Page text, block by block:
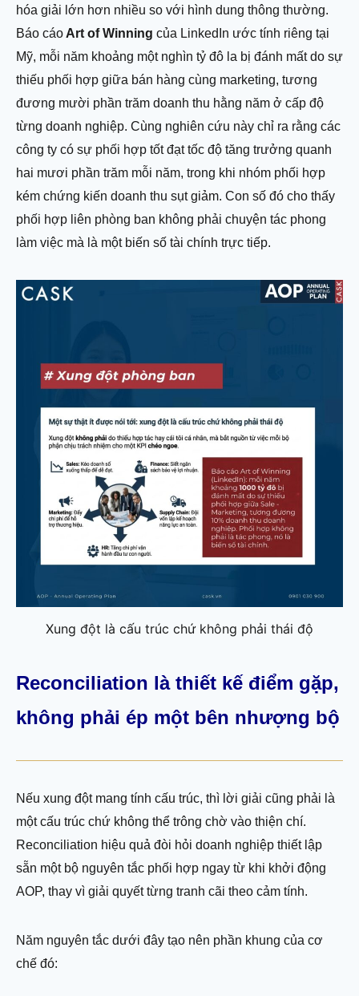
hóa giải lớn hơn nhiều so với hình dung thông thường.
Báo cáo Art of Winning của LinkedIn ước tính riêng tại
Mỹ, mỗi năm khoảng một nghìn tỷ đô la bị đánh mất do sự
thiếu phối hợp giữa bán hàng cùng marketing, tương
đương mười phần trăm doanh thu hằng năm ở cấp độ
từng doanh nghiệp. Cùng nghiên cứu này chỉ ra rằng các
công ty có sự phối hợp tốt đạt tốc độ tăng trưởng quanh
hai mươi phần trăm mỗi năm, trong khi nhóm phối hợp
kém chứng kiến doanh thu sụt giảm. Con số đó cho thấy
phối hợp liên phòng ban không phải chuyện tác phong
làm việc mà là một biến số tài chính trực tiếp.
Xung đột là cấu trúc chứ không phải thái độ
Reconciliation là thiết kế điểm gặp,
không phải ép một bên nhượng bộ
Nếu xung đột mang tính cấu trúc, thì lời giải cũng phải là
một cấu trúc chứ không thể trông chờ vào thiện chí.
Reconciliation hiệu quả đòi hỏi doanh nghiệp thiết lập
sẵn một bộ nguyên tắc phối hợp ngay từ khi khởi động
AOP, thay vì giải quyết từng tranh cãi theo cảm tính.
Năm nguyên tắc dưới đây tạo nên phần khung của cơ
chế đó: